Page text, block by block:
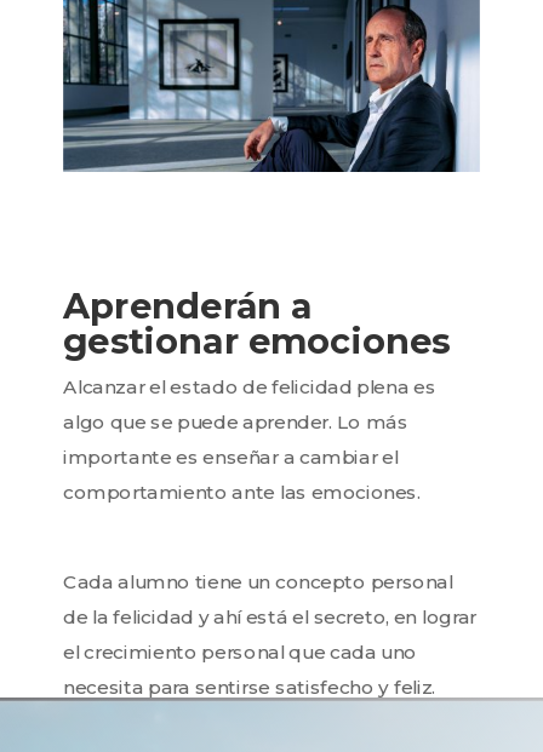
Aprenderán a
gestionar emociones
Alcanzar el estado de felicidad plena es
algo que se puede aprender. Lo más
importante es enseñar a cambiar el
comportamiento ante las emociones.
Cada alumno tiene un concepto personal
de la felicidad y ahí está el secreto, en lograr
el crecimiento personal que cada uno
necesita para sentirse satisfecho y feliz.